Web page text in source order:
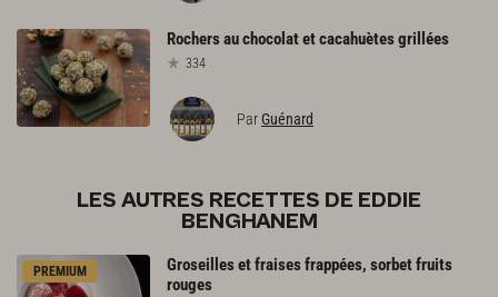
Rochersauchocolatetcacahuètesgrillées
334
ParGuénard
LES AUTRES RECETTES DE EDDIE
BENGHANEM
PREMIUM Groseillesetfraisesfrappées, sorbetfruits
rouges